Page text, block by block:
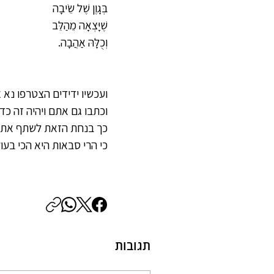
בְּגָוֶן שֶׁל שֵׂיבָה
שֶׁיָּצְאָה מֵהַלֵּב
וְכֻלָּהּ אַהֲבָה.
ועכשיו ידידים הצטרפו נא
וכתבו גם אתם ויהיה זה
כך בנחת הזאת לשתף את
כי הרי סבאות היא הכי
תגובות